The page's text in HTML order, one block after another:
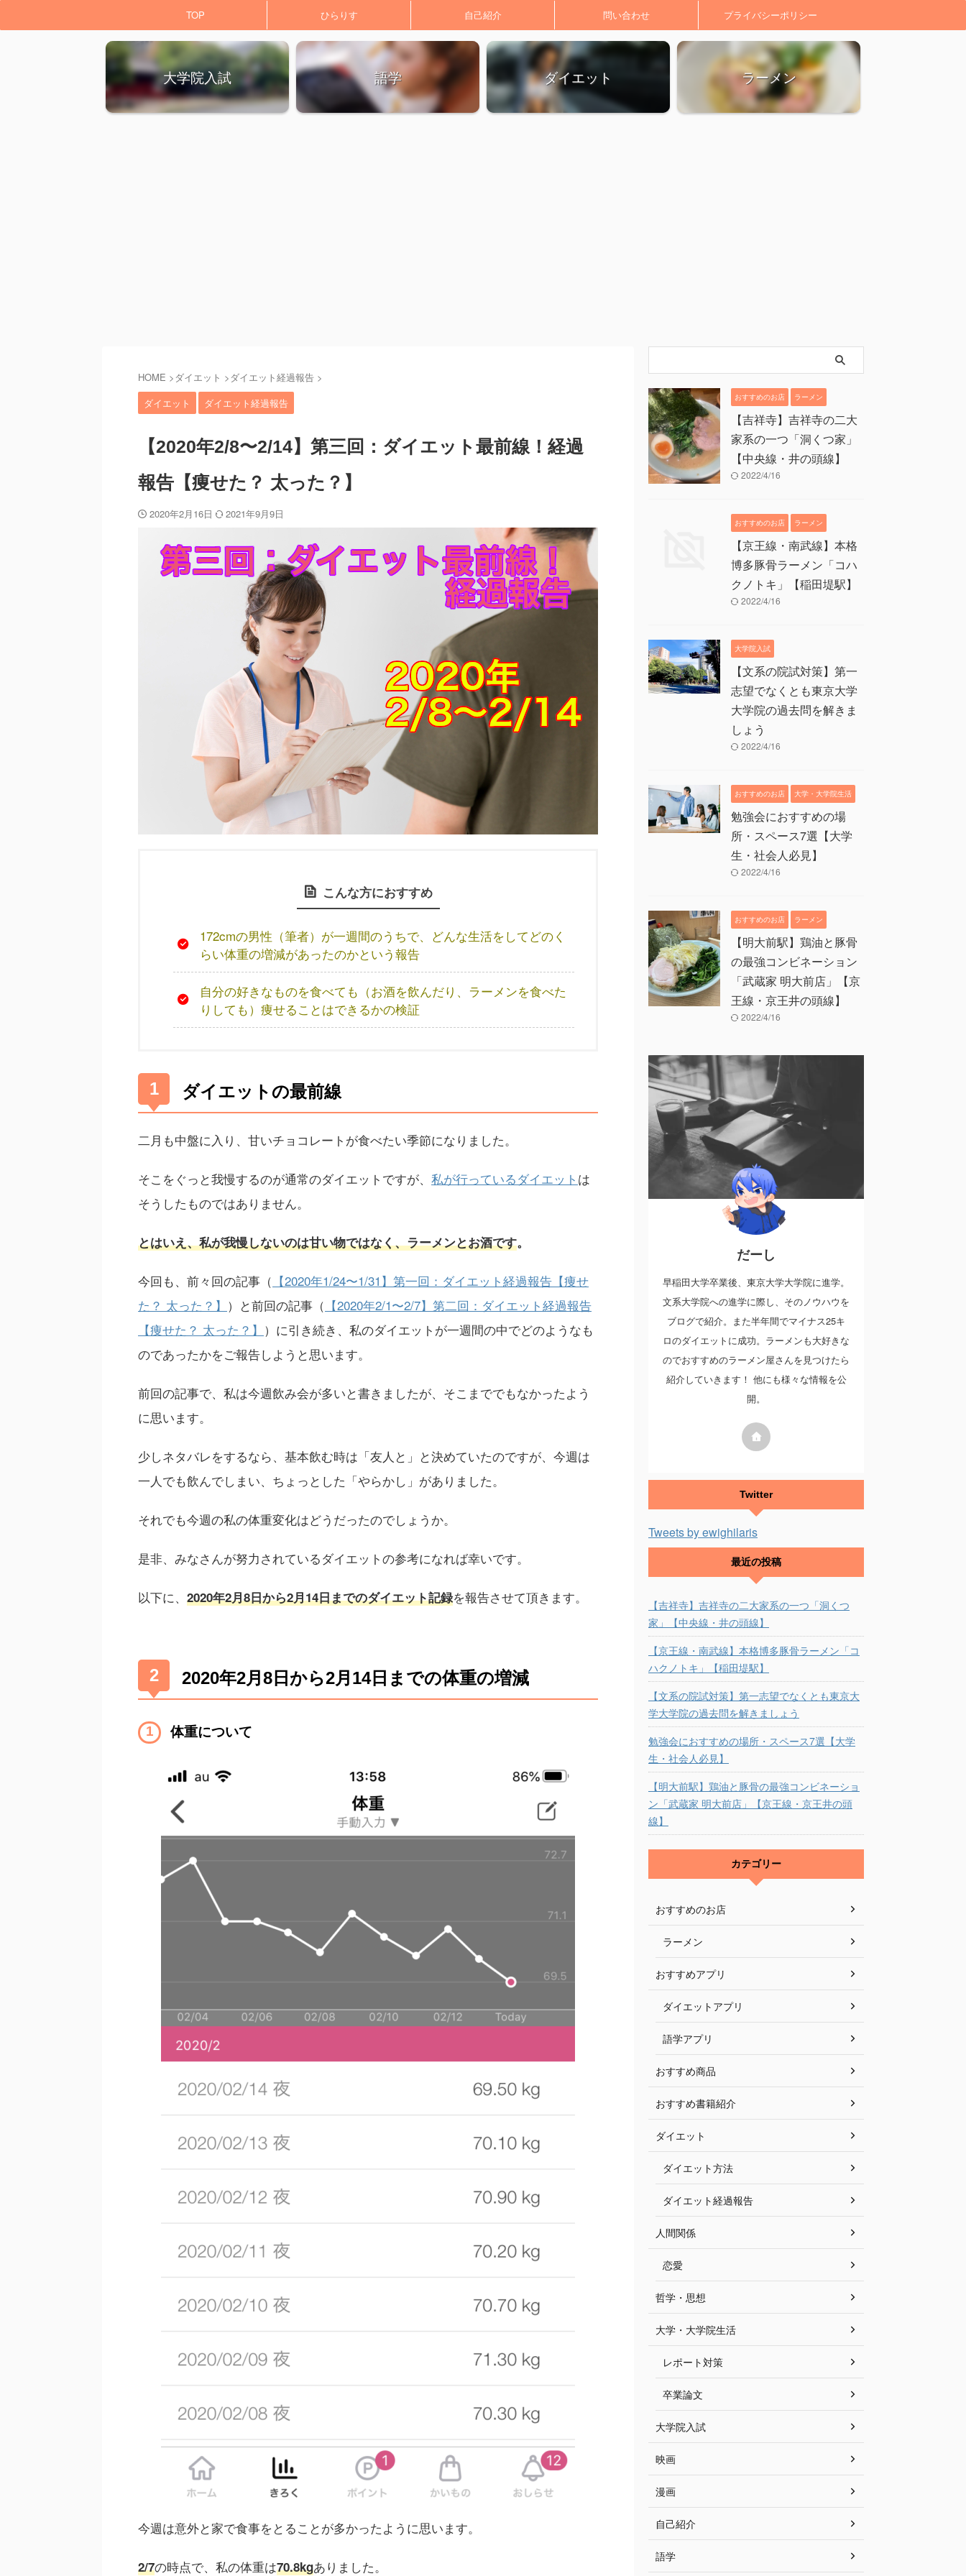
TOP ひらりす 自己紹介 問い合わせ プライバシーポリシー
大学院入試 語学 ダイエット ラーメン
HOME >ダイエット >ダイエット経過報告 >
ダイエット
ダイエット経過報告
【2020年2/8〜2/14】第三回：ダイエット最前線！経過
報告【痩せた？ 太った？】
2020年2月16日 2021年9月9日
こんな方におすすめ
172cmの男性（筆者）が一週間のうちで、どんな生活をしてどのく
らい体重の増減があったのかという報告
自分の好きなものを食べても（お酒を飲んだり、ラーメンを食べた
りしても）痩せることはできるかの検証
ダイエットの最前線
二月も中盤に入り、甘いチョコレートが食べたい季節になりました。
そこをぐっと我慢するのが通常のダイエットですが、 私が行っているダイエット は
そうしたものではありません。
とはいえ、私が我慢しないのは甘い物ではなく、ラーメンとお酒です。
今回も、前々回の記事（ 【2020年1/24〜1/31】第一回：ダイエット経過報告【痩せ
た？ 太った？】 ）と前回の記事（ 【2020年2/1〜2/7】第二回：ダイエット経過報告
【痩せた？ 太った？】 ）に引き続き、私のダイエットが一週間の中でどのようなも
のであったかをご報告しようと思います。
前回の記事で、私は今週飲み会が多いと書きましたが、そこまででもなかったよう
に思います。
少しネタバレをするなら、基本飲む時は「友人と」と決めていたのですが、今週は
一人でも飲んでしまい、ちょっとした「やらかし」がありました。
それでも今週の私の体重変化はどうだったのでしょうか。
是非、みなさんが努力されているダイエットの参考になれば幸いです。
以下に、 2020年2月8日から2月14日までのダイエット記録を報告させて頂きます。
2020年2月8日から2月14日までの体重の増減
体重について
今週は意外と家で食事をとることが多かったように思います。
2/7の時点で、私の体重は70.8kgありました。
おすすめのお店 ラーメン
【吉祥寺】吉祥寺の二大
家系の一つ「洞くつ家」
【中央線・井の頭線】
2022/4/16
おすすめのお店 ラーメン
【京王線・南武線】本格
博多豚骨ラーメン「コハ
クノトキ」【稲田堤駅】
2022/4/16
大学院入試
【文系の院試対策】第一
志望でなくとも東京大学
大学院の過去問を解きま
しょう
2022/4/16
おすすめのお店 大学・大学院生活
勉強会におすすめの場
所・スペース7選【大学
生・社会人必見】
2022/4/16
おすすめのお店 ラーメン
【明大前駅】鶏油と豚骨
の最強コンビネーション
「武蔵家 明大前店」【京
王線・京王井の頭線】
2022/4/16
だーし
早稲田大学卒業後、東京大学大学院に進学。
文系大学院への進学に際し、そのノウハウを
ブログで紹介。また半年間でマイナス25キ
ロのダイエットに成功。ラーメンも大好きな
のでおすすめのラーメン屋さんを見つけたら
紹介していきます！ 他にも様々な情報を公
開。
Twitter
Tweets by ewighilaris
最近の投稿
【吉祥寺】吉祥寺の二大家系の一つ「洞くつ
家」【中央線・井の頭線】
【京王線・南武線】本格博多豚骨ラーメン「コ
ハクノトキ」【稲田堤駅】
【文系の院試対策】第一志望でなくとも東京大
学大学院の過去問を解きましょう
勉強会におすすめの場所・スペース7選【大学
生・社会人必見】
【明大前駅】鶏油と豚骨の最強コンビネーショ
ン「武蔵家 明大前店」【京王線・京王井の頭
線】
カテゴリー
おすすめのお店
ラーメン
おすすめアプリ
ダイエットアプリ
語学アプリ
おすすめ商品
おすすめ書籍紹介
ダイエット
ダイエット方法
ダイエット経過報告
人間関係
恋愛
哲学・思想
大学・大学院生活
レポート対策
卒業論文
大学院入試
映画
漫画
自己紹介
語学